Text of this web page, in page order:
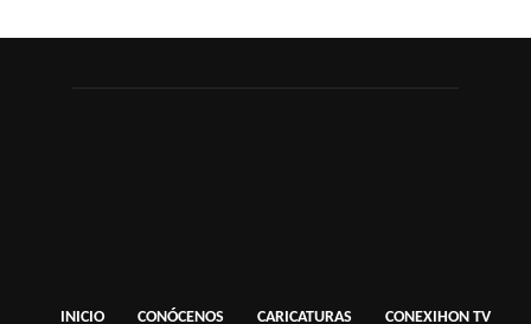
INICIO CONÓCENOS CARICATURAS CONEXIHON TV